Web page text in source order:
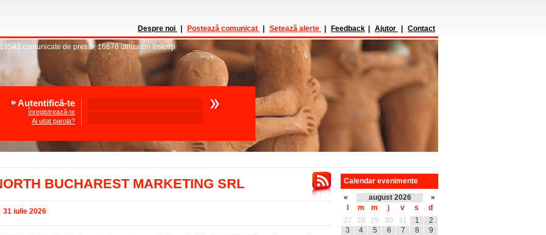
Despre noi Postează comunicat Setează alerte Feedback Ajutor Contact
19543 comunicate de presă,16678 utilizatori înscrişi
Autentifică-te
Înregistrează-te
Ai uitat parola?
BUCHAREST MARKETING SRL
31 iulie 2026
Calendar evenimente
«
august 2026
»
m m j v s
d
27
28 29 30 31 1
2
3
4 5 6 7 8
9